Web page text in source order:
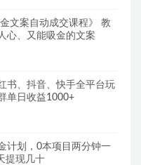
文案自动成交课程》 教
心、又能吸金的文案
书、抖音、快手全平台玩
单日收益1000+
计划，0本项目两分钟一
提现几十